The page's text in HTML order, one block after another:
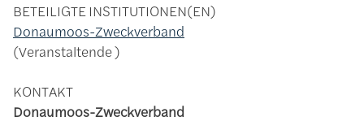
BETEILIGTE INSTITUTIONEN(EN)
Donaumoos-Zweckverband
Veranstaltende
KONTAKT
Donaumoos-Zweckverband